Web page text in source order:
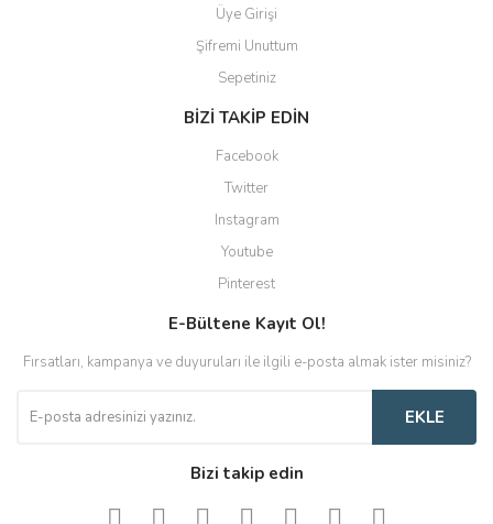
Üye Girişi
Şifremi Unuttum
Sepetiniz
BİZİ TAKİP EDİN
Facebook
Twitter
Instagram
Youtube
Pinterest
E-Bültene Kayıt Ol!
Fırsatları, kampanya ve duyuruları ile ilgili e-posta almak ister misiniz?
EKLE
Bizi takip edin